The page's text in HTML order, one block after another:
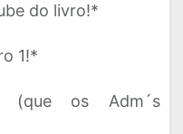
do livro!*
1!*
os Adm´s